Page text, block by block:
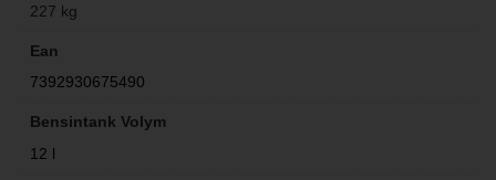
227 kg
Ean
7392930675490
Bensintank Volym
12 l